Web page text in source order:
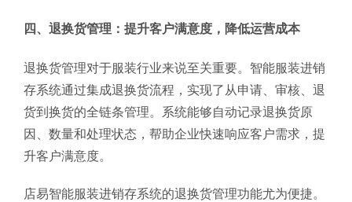
四、退换货管理：提升客户满意度，降低运营成本
退换货管理对于服装行业来说至关重要。智能服装进销
存系统通过集成退换货流程，实现了从申请、审核、退
货到换货的全链条管理。系统能够自动记录退换货原
因、数量和处理状态，帮助企业快速响应客户需求，提
升客户满意度。
店易智能服装进销存系统的退换货管理功能尤为便捷。